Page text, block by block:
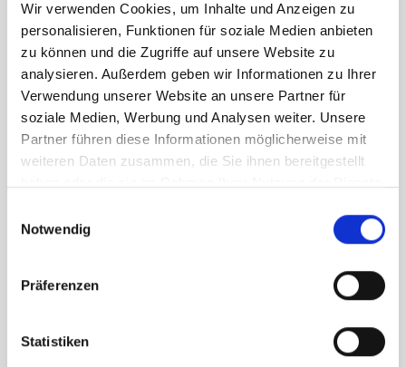
Wir verwenden Cookies, um Inhalte und Anzeigen zu
personalisieren, Funktionen für soziale Medien anbieten
zu können und die Zugriffe auf unsere Website zu
analysieren. Außerdem geben wir Informationen zu Ihrer
Verwendung unserer Website an unsere Partner für
soziale Medien, Werbung und Analysen weiter. Unsere
Partner führen diese Informationen möglicherweise mit
weiteren Daten zusammen, die Sie ihnen bereitgestellt
Notwendig
Präferenzen
Statistiken